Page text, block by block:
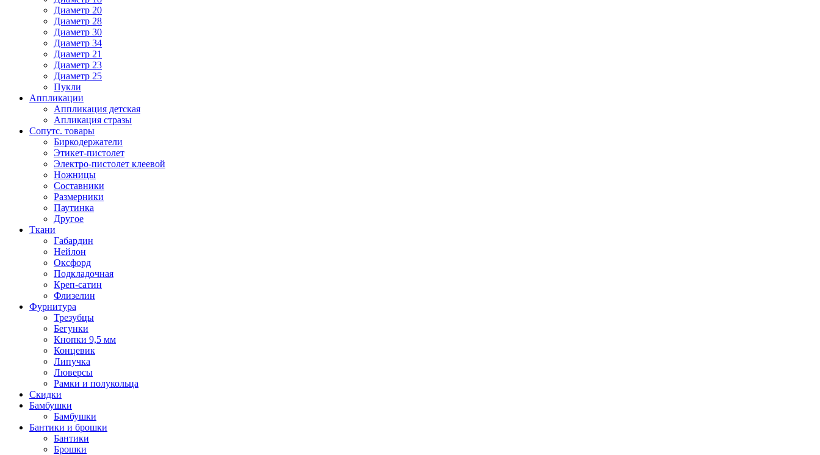
Диаметр 20
Диаметр 28
Диаметр 30
Диаметр 34
Диаметр 21
Диаметр 23
Диаметр 25
Пукли
Аппликации
Аппликация детская
Апликация стразы
Сопутс. товары
Биркодержатели
Этикет-пистолет
Электро-пистолет клеевой
Ножницы
Составники
Размерники
Паутинка
Другое
Ткани
Габардин
Нейлон
Оксфорд
Подкладочная
Креп-сатин
Флизелин
Фурнитура
Трезубцы
Бегунки
Кнопки 9,5 мм
Концевик
Липучка
Люверсы
Рамки и полукольца
Скидки
Бамбушки
Бамбушки
Бантики и брошки
Бантики
Брошки